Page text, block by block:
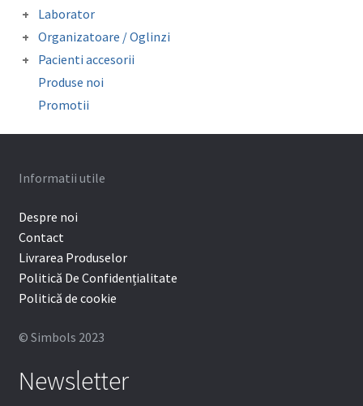
Laborator
Accesorii laborator
Folii copolyester / polypropylene /
Mouthguard Soft EVA
Surub expansiune
Organizatoare / Oglinzi
Oglinzi fotografie
Organizatoare
Pacienti accesorii
Ceara ortodontica
Cutie depozitare aparat mobil
Protectie bracketi
Produse noi
Promotii
Informatii utile
Despre noi
Contact
Livrarea Produselor
Politică De Confidențialitate
Politică de cookie
© Simbols 2023
Newsletter